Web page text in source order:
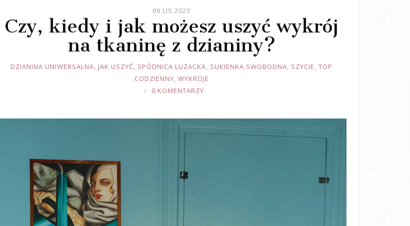
09 LIS 2023
Czy, kiedy i jak możesz uszyć wykrój
na tkaninę z dzianiny?
JOULEDZIANINA UNIWERSALNA, JAK USZYĆ, SPÓDNICA LUZACKA, SUKIENKA SWOBODNA, SZYCIE, TOP
CODZIENNY, WYKROJE
0 KOMENTARZY